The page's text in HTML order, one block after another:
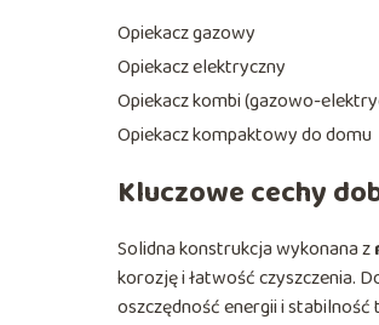
Opiekacz gazowy
Opiekacz elektryczny
Opiekacz kombi (gazowo-
Opiekacz kompaktowy do domu
Kluczowe cechy
Solidna konstrukcja wykonana z
korozję i łatwość czyszczenia.
oszczędność energii i